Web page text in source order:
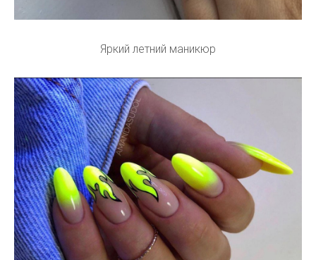
Яркий летний маникюр